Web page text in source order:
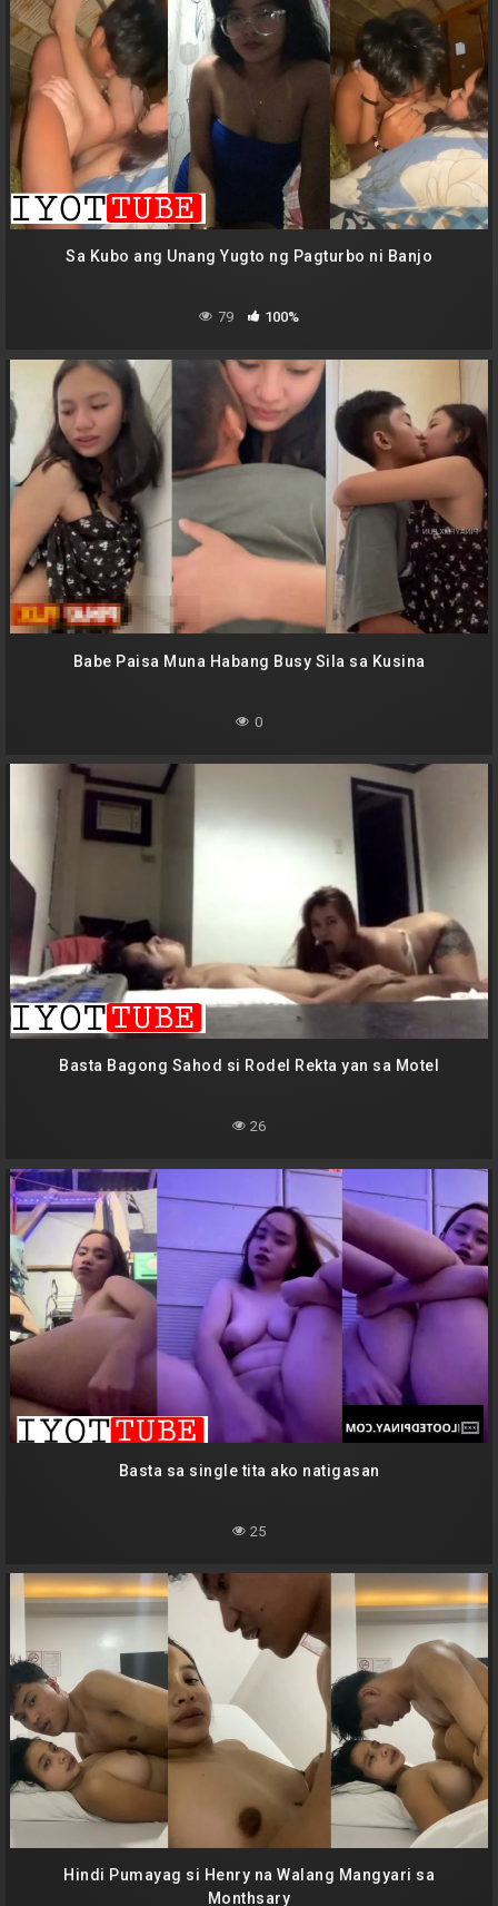
Sa Kubo ang Unang Yugto ng Pagturbo ni Banjo
79 100%
Babe Paisa Muna Habang Busy Sila sa Kusina
0
Basta Bagong Sahod si Rodel Rekta yan sa Motel
26
Basta sa single tita ako natigasan
25
Hindi Pumayag si Henry na Walang Mangyari sa
Monthsary